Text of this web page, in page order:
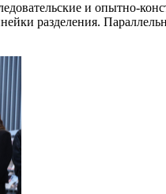
и опытно-
разделения.